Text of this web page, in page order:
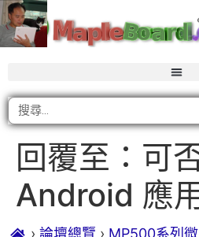
回覆至：可
Android 應
› 論壇總覽 › MP500系列